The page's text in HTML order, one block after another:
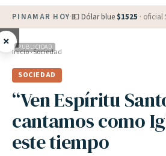
PINAMAR HOY·💵 Dólar blue $1525 · oficial
× PUBLICIDAD
Inicio›Sociedad
SOCIEDAD
“Ven Espíritu
cantamos como
este tiempo